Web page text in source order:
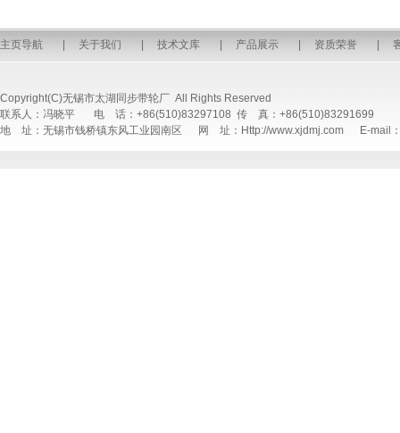
主页导航 关于我们 技术文库 产品展示 资质荣誉
Copyright(C)无锡市太湖同步带轮厂 All Rights Reserved
联系人：冯晓平 电 话：+86(510)83297108 传 真：+86(510)83291699
地 址：无锡市钱桥镇东风工业园南区 网 址：Http://www.xjdmj.com E-mail：